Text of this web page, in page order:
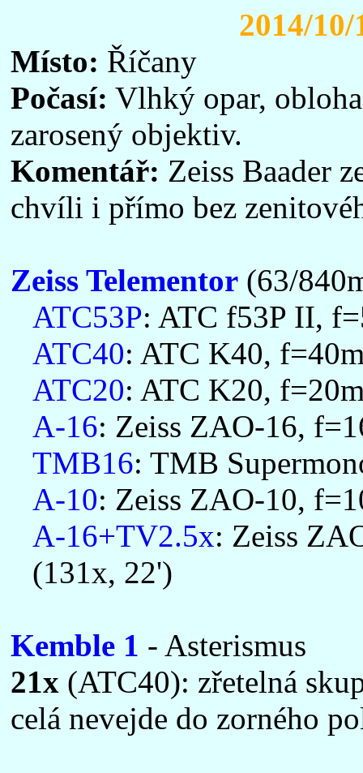
2014/
Místo: Říčany
Počasí: Vlhký opar,
zarosený objektiv.
Komentář: Zeiss Baader
chvíli i přímo bez
Zeiss Telementor (63/
ATC53P: ATC f53P II,
ATC40: ATC K40,
ATC20: ATC K20,
A-16: Zeiss ZAO-16,
TMB16: TMB
A-10: Zeiss ZAO-10,
A-16+TV2.5x: Zeiss
(131x, 22')
Kemble 1 - Asterismus
21x (ATC40): zřetelná
celá nevejde do zorného